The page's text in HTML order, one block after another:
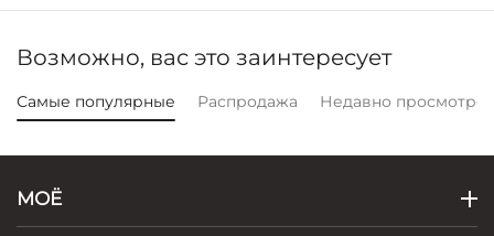
Возможно, вас это заинтересует
Самые популярные Распродажа Недавно
МОЁ